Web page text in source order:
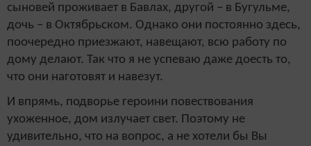
сыновей проживает в Бавлах, другой – в Бугульме,
дочь – в Октябрьском. Однако они постоянно здесь,
поочередно приезжают, навещают, всю работу по
дому делают. Так что я не успеваю даже доесть то,
что они наготовят и навезут.
И впрямь, подворье героини повествования
ухоженное, дом излучает свет. Поэтому не
удивительно, что на вопрос, а не хотели бы Вы